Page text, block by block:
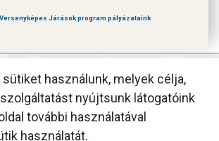
Járások program pályázataink
Községi
Fő utca 75.
használunk, melyek célja,
nyújtsunk látogatóink
további használatával
használatát.